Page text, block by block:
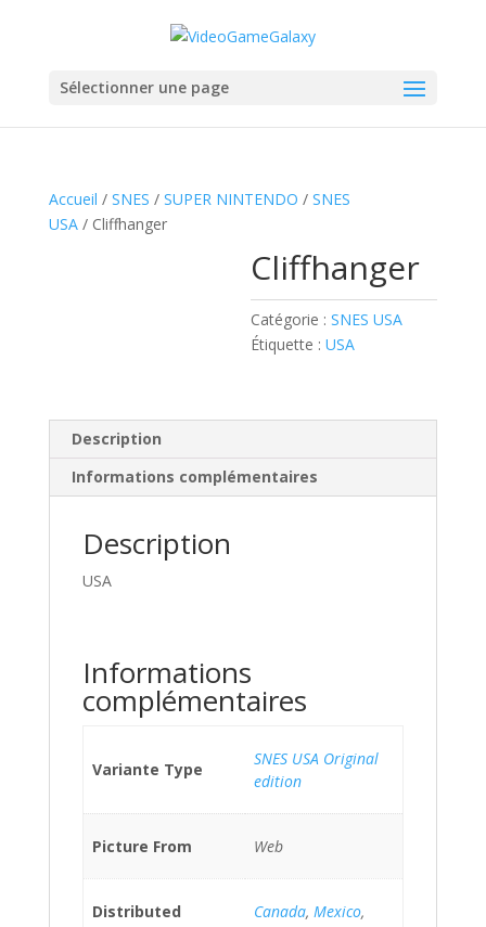
Sélectionner une page
Accueil / SNES / SUPER NINTENDO / SNES
USA/ Cliffhanger
Cliffhanger
Catégorie :SNES USA
Étiquette :USA
Description
Informations complémentaires
Description
USA
Informations
complémentaires
Variante Type
SNES USA Original
edition
Picture From Web
Distributed
Canada, Mexico,